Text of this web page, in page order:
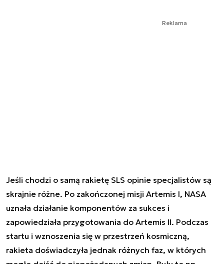
Reklama
Jeśli chodzi o samą rakietę SLS opinie specjalistów są
skrajnie różne. Po zakończonej misji Artemis I, NASA
uznała działanie komponentów za sukces i
zapowiedziała przygotowania do Artemis II. Podczas
startu i wznoszenia się w przestrzeń kosmiczną,
rakieta doświadczyła jednak różnych faz, w których